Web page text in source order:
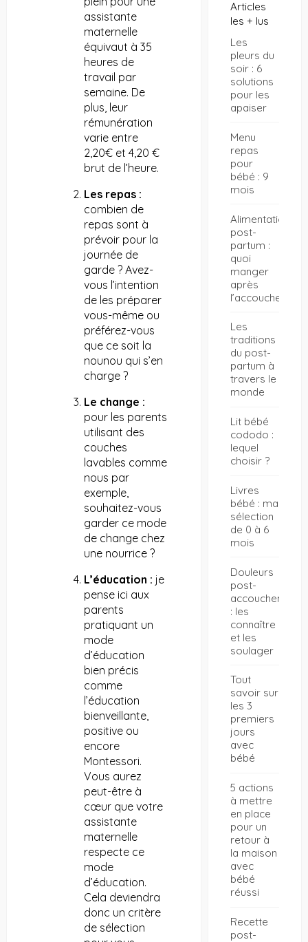
assistante
maternelle
équivaut à 35
heures de
travail par
semaine. De
plus, leur
rémunération
varie entre
2,20€ et 4,20 €
brut de l’heure.
Les repas :
combien de
repas sont à
prévoir pour la
journée de
garde ? Avez-
vous l’intention
de les préparer
vous-même ou
préférez-vous
que ce soit la
nounou qui s’en
charge ?
Le change :
pour les parents
utilisant des
couches
lavables comme
nous par
exemple,
souhaitez-vous
garder ce mode
de change chez
une nourrice ?
L’éducation : je
pense ici aux
parents
pratiquant un
mode
d’éducation
bien précis
comme
l’éducation
bienveillante,
positive ou
encore
Montessori.
Vous aurez
peut-être à
cœur que votre
assistante
maternelle
respecte ce
mode
d’éducation.
Cela deviendra
donc un critère
de sélection
Articles
les + lus
Les
pleurs du
soir : 6
solutions
pour les
apaiser
Menu
repas
pour
bébé : 9
mois
Alimentation
post-
partum :
quoi
manger
après
Les
traditions
du post-
partum à
travers le
monde
Lit bébé
cododo :
lequel
choisir ?
Livres
bébé : ma
sélection
de 0 à 6
mois
Douleurs
post-
accouchement
: les
connaître
et les
soulager
Tout
savoir sur
les 3
premiers
jours
avec
bébé
5 actions
à mettre
en place
pour un
retour à
la maison
avec
bébé
réussi
Recette
post-